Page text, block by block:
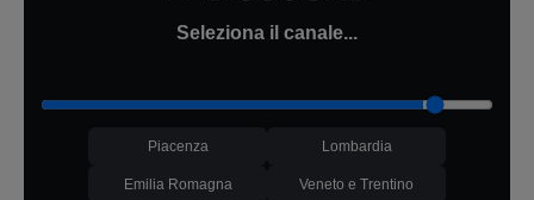
Seleziona il canale...
Piacenza Lombardia
Emilia Romagna Veneto e Trentino